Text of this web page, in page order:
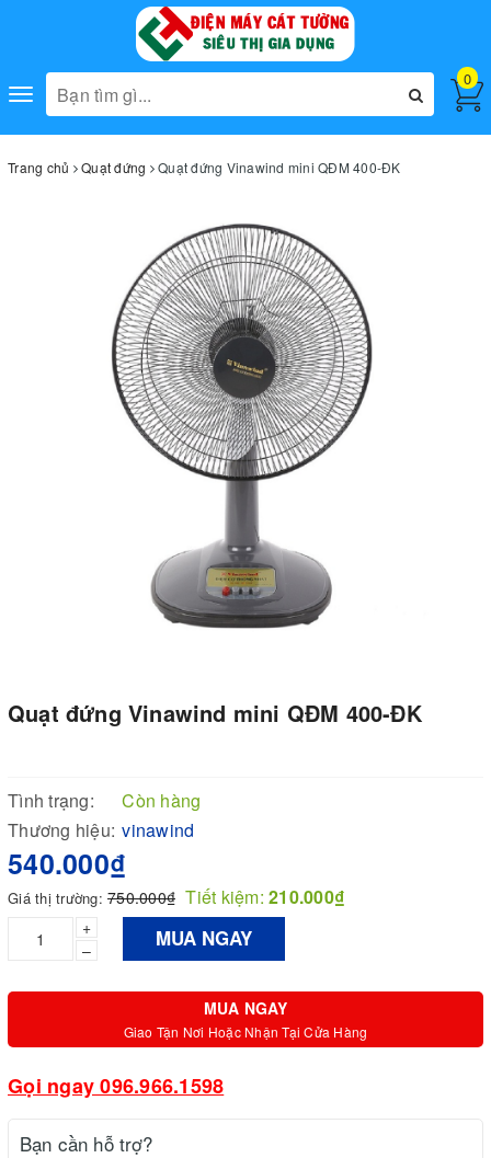
Toggle
navigation
0
Trang chủ Quạt đứng Quạt đứng Vinawind mini QĐM 400-ĐK
Quạt đứng Vinawind mini QĐM 400-ĐK
Tình trạng:
Còn hàng
Thương hiệu: vinawind
540.000₫
Giá thị trường: 750.000₫ Tiết kiệm: 210.000₫
+
–
MUA NGAY
MUA NGAY
Giao Tận Nơi Hoặc Nhận Tại Cửa Hàng
Gọi ngay 096.966.1598
Bạn cần hỗ trợ?